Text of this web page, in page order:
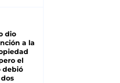
dio
a la
el
debió